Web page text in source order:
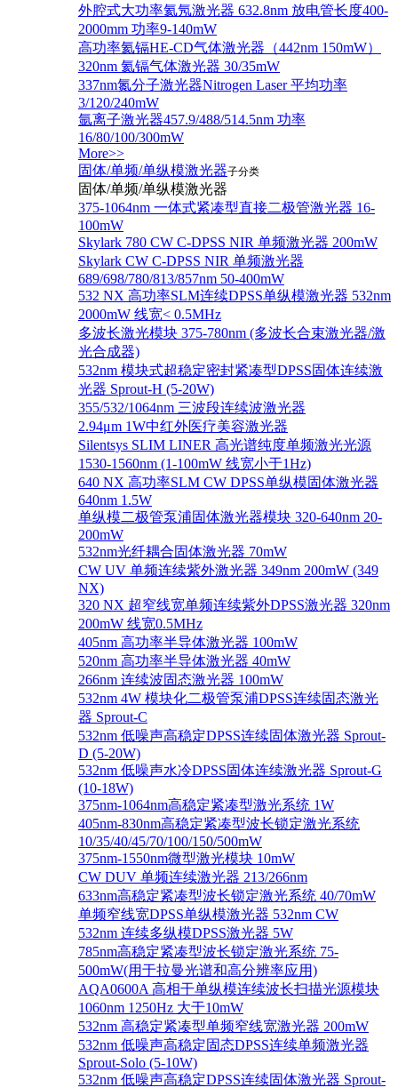
外腔式大功率氦氖激光器 632.8nm 放电管长度400-
2000mm 功率9-140mW
高功率氦镉HE-CD气体激光器（442nm 150mW）
320nm 氦镉气体激光器 30/35mW
337nm氮分子激光器Nitrogen Laser 平均功率
3/120/240mW
氩离子激光器457.9/488/514.5nm 功率
16/80/100/300mW
More>>
固体/单频/单纵模激光器子分类
固体/单频/单纵模激光器
375-1064nm 一体式紧凑型直接二极管激光器 16-
100mW
Skylark 780 CW C-DPSS NIR 单频激光器 200mW
Skylark CW C-DPSS NIR 单频激光器
689/698/780/813/857nm 50-400mW
532 NX 高功率SLM连续DPSS单纵模激光器 532nm
2000mW 线宽< 0.5MHz
多波长激光模块 375-780nm (多波长合束激光器/激
光合成器)
532nm 模块式超稳定密封紧凑型DPSS固体连续激
光器 Sprout-H (5-20W)
355/532/1064nm 三波段连续波激光器
2.94μm 1W中红外医疗美容激光器
Silentsys SLIM LINER 高光谱纯度单频激光光源
1530-1560nm (1-100mW 线宽小于1Hz)
640 NX 高功率SLM CW DPSS单纵模固体激光器
640nm 1.5W
单纵模二极管泵浦固体激光器模块 320-640nm 20-
200mW
532nm光纤耦合固体激光器 70mW
CW UV 单频连续紫外激光器 349nm 200mW (349
NX)
320 NX 超窄线宽单频连续紫外DPSS激光器 320nm
200mW 线宽0.5MHz
405nm 高功率半导体激光器 100mW
520nm 高功率半导体激光器 40mW
266nm 连续波固态激光器 100mW
532nm 4W 模块化二极管泵浦DPSS连续固态激光
器 Sprout-C
532nm 低噪声高稳定DPSS连续固体激光器 Sprout-
D (5-20W)
532nm 低噪声水冷DPSS固体连续激光器 Sprout-G
(10-18W)
375nm-1064nm高稳定紧凑型激光系统 1W
405nm-830nm高稳定紧凑型波长锁定激光系统
10/35/40/45/70/100/150/500mW
375nm-1550nm微型激光模块 10mW
CW DUV 单频连续激光器 213/266nm
633nm高稳定紧凑型波长锁定激光系统 40/70mW
单频窄线宽DPSS单纵模激光器 532nm CW
532nm 连续多纵模DPSS激光器 5W
785nm高稳定紧凑型波长锁定激光系统 75-
500mW(用于拉曼光谱和高分辨率应用)
AQA0600A 高相干单纵模连续波长扫描光源模块
1060nm 1250Hz 大于10mW
532nm 高稳定紧凑型单频窄线宽激光器 200mW
532nm 低噪声高稳定固态DPSS连续单频激光器
Sprout‐Solo (5-10W)
532nm 低噪声高稳定DPSS连续固体激光器 Sprout-